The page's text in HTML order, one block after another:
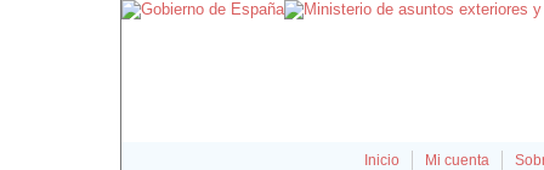
Inicio Mi cuenta